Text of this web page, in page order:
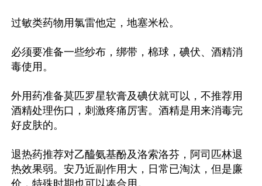
过敏类药物用氯雷他定，地塞米松。
必须要准备一些纱布，绑带，棉球，碘伏、酒精消
毒使用。
外用药准备莫匹罗星软膏及碘伏就可以，不推荐用
酒精处理伤口，刺激疼痛厉害。酒精是用来消毒完
好皮肤的。
退热药推荐对乙醯氨基酚及洛索洛芬，阿司匹林退
热效果弱。安乃近副作用大，日常已淘汰，但是廉
价，特殊时期也可以凑合用。